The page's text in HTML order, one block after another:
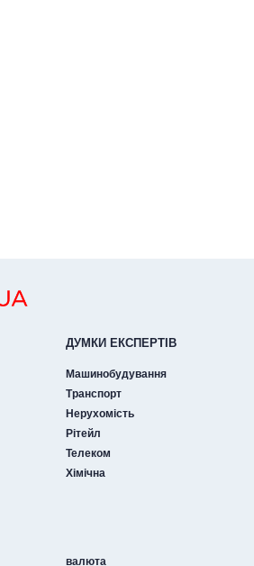
ДУМКИ ЕКСПЕРТIВ
Машинобудування
Транспорт
Нерухомість
Рітейл
Телеком
Хімічна
валюта